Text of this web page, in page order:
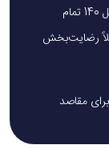
نیست، بلکه یک تجربه است! به همین دلیل در موبایل 140 تمام
رضایت‌بخش
اینترنتی موبایل 140 فقط برای مقاصد